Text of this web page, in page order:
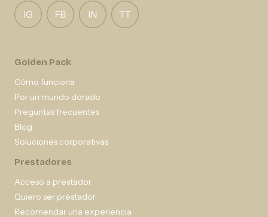
Golden Pack
Cómo funciona
Por un mundo dorado
Preguntas frecuentes
Blog
Soluciones corporativas
Prestadores
Acceso a prestador
Quiero ser prestador
Recomendar una experiencia